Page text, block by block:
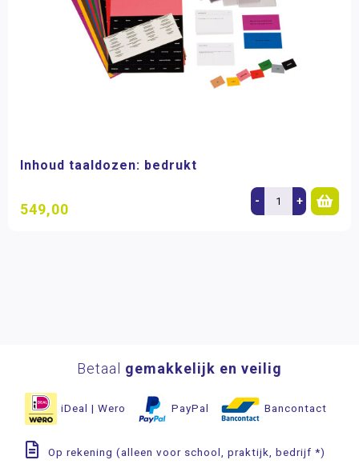
Inhoud taaldozen: bedrukt
549,00 - +
Betaal gemakkelijk en veilig
iDeal | Wero PayPal Bancontact
Op rekening (alleen voor school, praktijk, bedrijf *)